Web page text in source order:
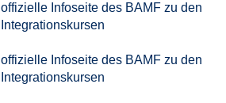
offizielle Infoseite des BAMF zu den
Integrationskursen
offizielle Infoseite des BAMF zu den
Integrationskursen